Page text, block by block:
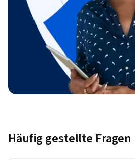
Häufig gestellte Fragen